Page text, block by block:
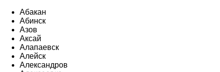
Абакан
Абинск
Азов
Аксай
Алапаевск
Алейск
Александров